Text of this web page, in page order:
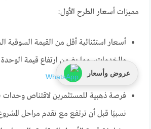
مميزات أسعار الطرح الأول:
أسعار استثنائية أقل من القيمة السوقية
والخدمات، مما يضمن ارتفاع قيمة الوحدة
العائد الاستثماري.
فرصة ذهبية للمستثمرين لاقتناص
نسبيًا قبل أن ترتفع مع تقدم مراحل
عروض وأسعار